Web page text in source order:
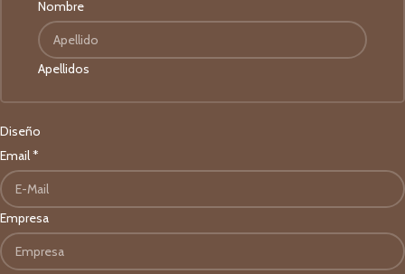
Nombre
Apellidos
Diseño
Email*
Empresa